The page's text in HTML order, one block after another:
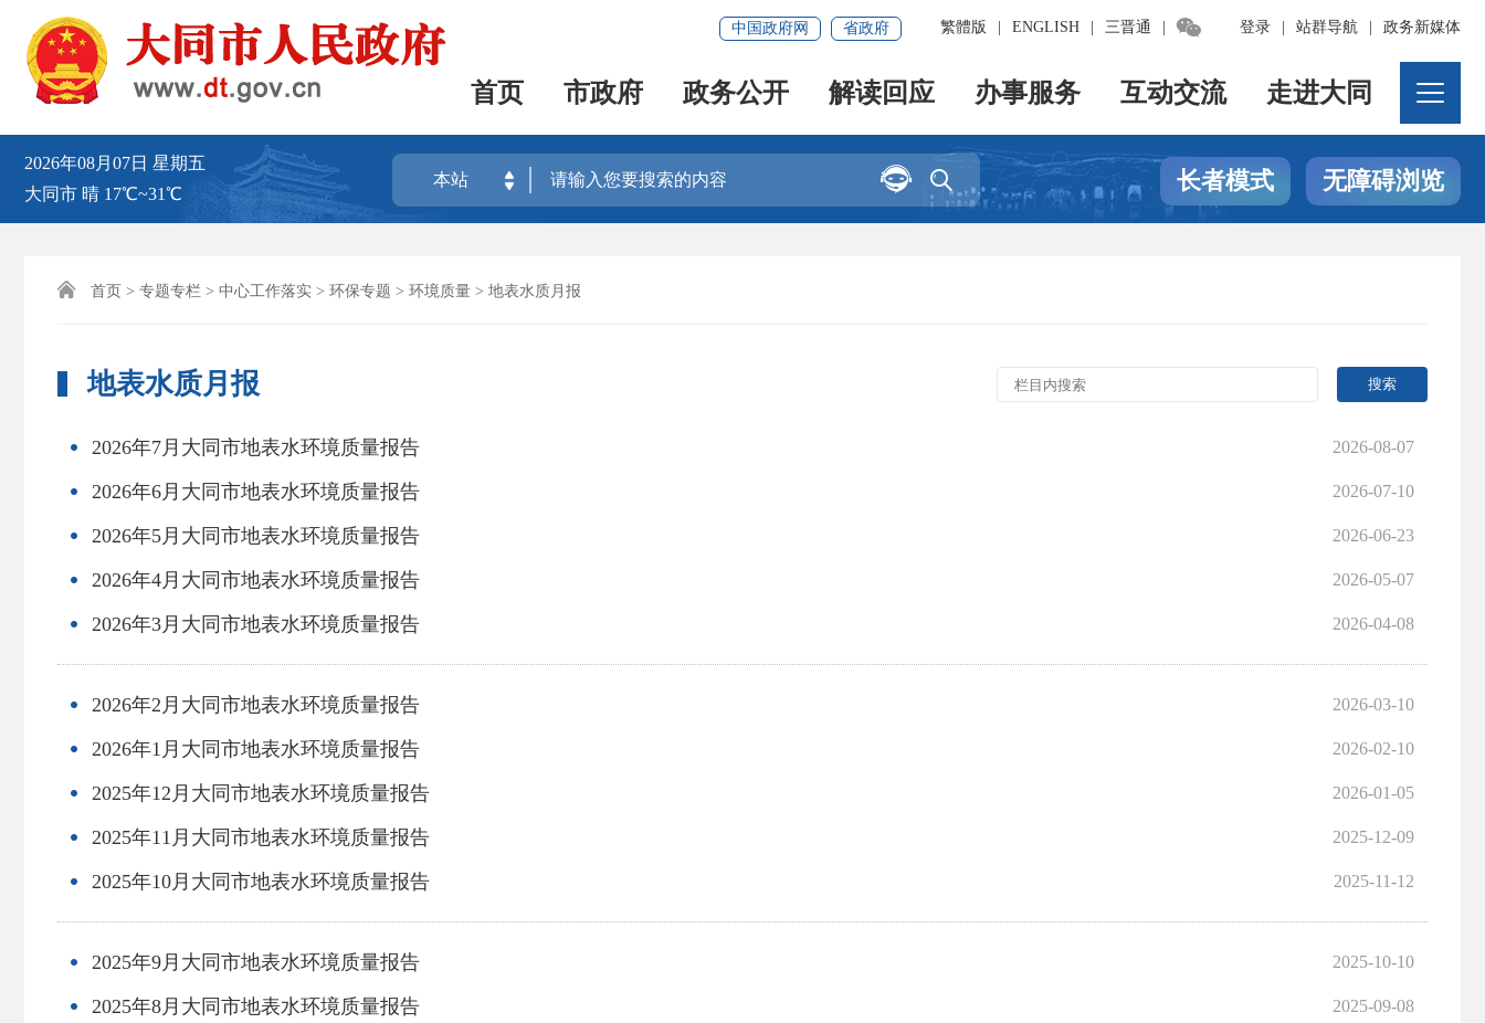
登录 站群导航 政务新媒体
繁體版 ENGLISH 三晋通 
中国政府网 省政府
首页 市政府 政务公开 解读回应 办事服务 互动交流 走进大同
2026年08月07日 星期五
大同市 晴 17℃~31℃
本站 
 长者模式 无障碍浏览
 首页 > 专题专栏 > 中心工作落实 > 环保专题 > 环境质量 > 地表水质月报
地表水质月报
2026年7月大同市地表水环境质量报告 2026-08-07
2026年6月大同市地表水环境质量报告 2026-07-10
2026年5月大同市地表水环境质量报告 2026-06-23
2026年4月大同市地表水环境质量报告 2026-05-07
2026年3月大同市地表水环境质量报告 2026-04-08
2026年2月大同市地表水环境质量报告 2026-03-10
2026年1月大同市地表水环境质量报告 2026-02-10
2025年12月大同市地表水环境质量报告 2026-01-05
2025年11月大同市地表水环境质量报告 2025-12-09
2025年10月大同市地表水环境质量报告 2025-11-12
2025年9月大同市地表水环境质量报告 2025-10-10
2025年8月大同市地表水环境质量报告 2025-09-08